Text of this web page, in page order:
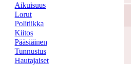
Aikuisuus
Lorut
Politiikka
Kiitos
Pääsiäinen
Tunnustus
Hautajaiset